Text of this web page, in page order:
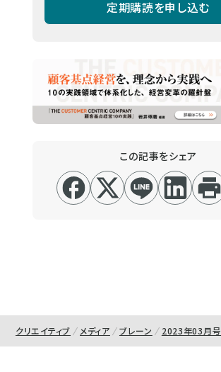
定期購読を申し込む
この記事をシェア
クリエイティブ メディア ブレーン 2023年03月号